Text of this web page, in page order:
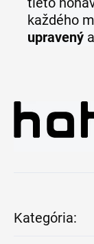
každého
upravený a
Kategória: